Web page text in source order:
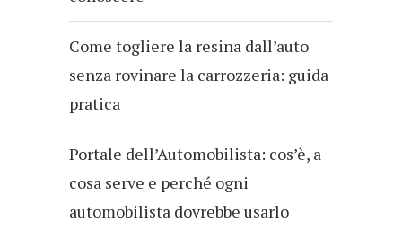
Come togliere la resina dall’auto
senza rovinare la carrozzeria: guida
pratica
Portale dell’Automobilista: cos’è, a
cosa serve e perché ogni
automobilista dovrebbe usarlo